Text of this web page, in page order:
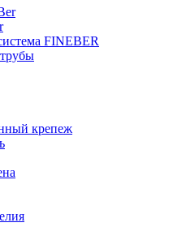
FINEBER
крепеж